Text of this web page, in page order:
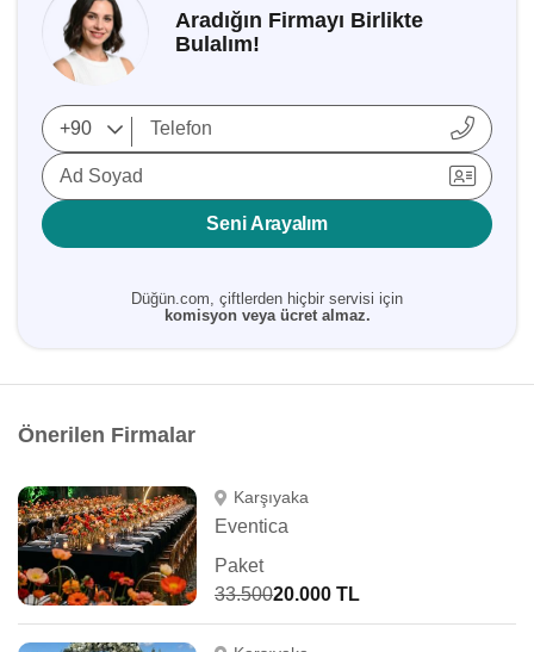
Aradığın Firmayı Birlikte
Bulalım!
Ad Soyad
Seni Arayalım
Düğün.com, çiftlerden hiçbir servisi için
komisyon veya ücret almaz.
Önerilen Firmalar
Karşıyaka
Eventica
Paket
33.50020.000 TL